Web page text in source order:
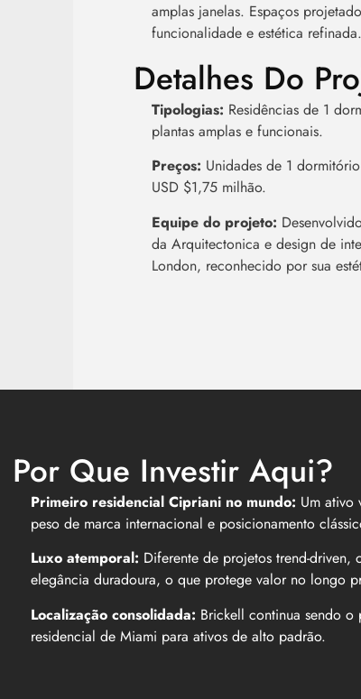
amplas janelas. Espaços
funcionalidade e estética refinada.
Detalhes Do
Tipologias: Residências de 1
plantas amplas e funcionais.
Preços: Unidades de 1
USD $1,75 milhão.
Equipe do projeto:
da Arquitectonica e design de
London, reconhecido por sua
Por Que Investir Aqui?
Primeiro residencial Cipriani no mundo: Um ativo
peso de marca internacional e posicionamento
Luxo atemporal: Diferente de projetos trend-driven,
elegância duradoura, o que protege valor no longo
Localização consolidada: Brickell continua sendo
residencial de Miami para ativos de alto padrão.